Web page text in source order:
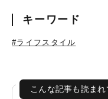
キーワード
#ライフスタイル
こんな記事も読まれ